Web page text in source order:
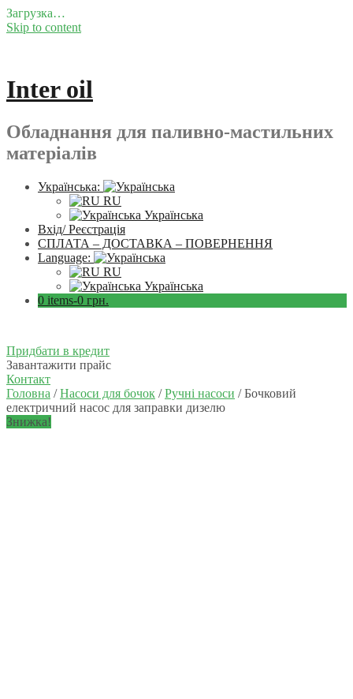
Загрузка…
Skip to content
Inter oil
Обладнання для паливно-мастильних
матеріалів
Українська:
RU
Українська
Вхід/ Реєстрація
СПЛАТА – ДОСТАВКА – ПОВЕРНЕННЯ
Language:
RU
Українська
0 items-0 грн.
Придбати в кредит
Завантажити прайс
Контакт
Головна /Насоси для бочок /Ручнi насоси / Бочковий
електричний насос для заправки дизелю
Знижка!